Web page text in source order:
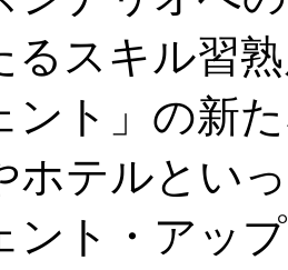
るスキル習
ント」の新
ホテルとい
ント・アッ